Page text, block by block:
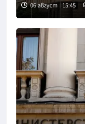
06 август | 15:45